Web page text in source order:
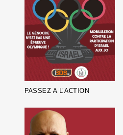
PASSEZ A L’ACTION